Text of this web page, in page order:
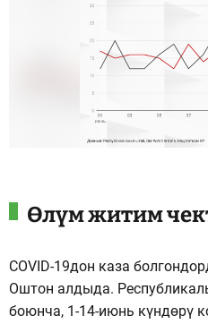
Өлүм житим
COVID-19дон каза
Оштон алдыда.
боюнча, 1-14-июнь күндөрү